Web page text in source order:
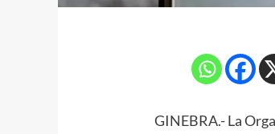
GINEBRA.- La